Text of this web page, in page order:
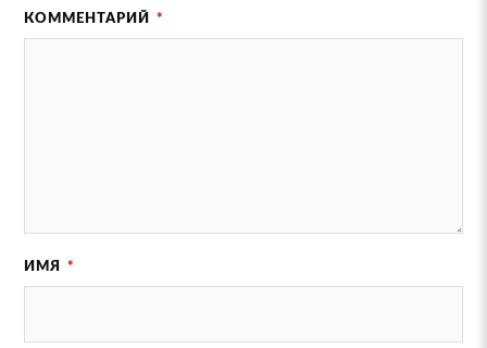
КОММЕНТАРИЙ *
ИМЯ *